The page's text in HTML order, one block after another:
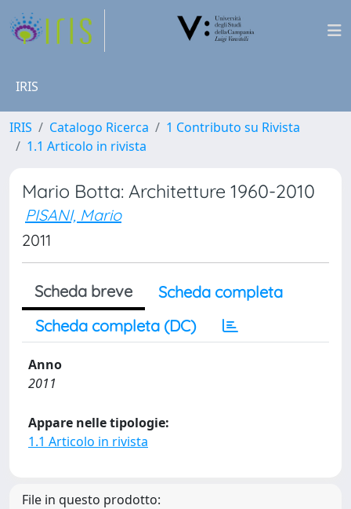
IRIS
IRIS Catalogo Ricerca
1 Contributo su Rivista
1.1 Articolo in rivista
Mario Botta: Architetture 1960-2010
PISANI, Mario
2011
Scheda breve
Scheda completa
Scheda completa (DC)
Anno
2011
Appare nelle tipologie:
1.1 Articolo in rivista
File in questo prodotto: